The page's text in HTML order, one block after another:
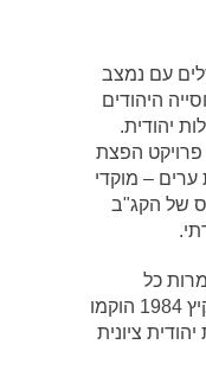
עם נמצב
היהודים
יהודית.
פרויקט הפצת
– מוקדי
של הקג"ב
תחיל בשמת 1980 ולמרות כל
הקשים התפתח בהצלחה. עד קיץ 1984 הוקמו
ציונית